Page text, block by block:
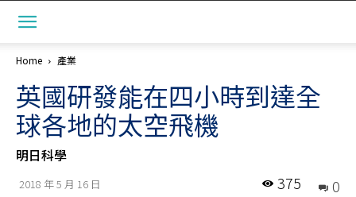
Home 產業
英國研發能在四小時到達全
球各地的太空飛機
明日科學
2018 年 5 月 16 日 0
375